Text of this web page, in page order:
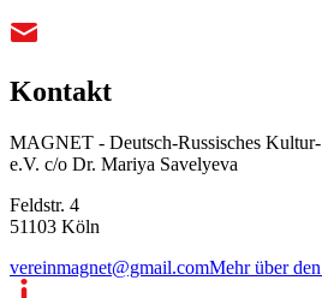
Kontakt
MAGNET - Deutsch-Russisches
e.V. c/o Dr. Mariya Savelyeva
Feldstr. 4
51103 Köln
vereinmagnet@gmail.comMehr über